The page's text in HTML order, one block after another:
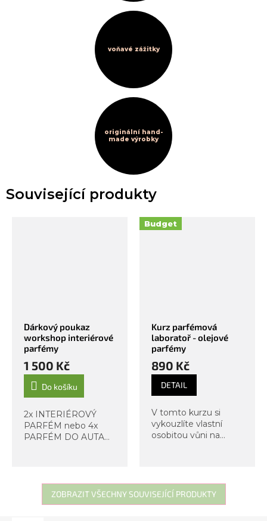
voňavé zážitky
originální hand-
made výrobky
Související produkty
Dárkový poukaz
workshop interiérové
parfémy
1 500 Kč
Do košíku
2x INTERIÉROVÝ
PARFÉM nebo 4x
PARFÉM DO AUTA
workshopu výroby
organických bytových
parfémů si vytvoříte
Budget
Kurz parfémová
laboratoř - olejové
parfémy
890 Kč
DETAIL
V tomto kurzu si
vykouzlíte vlastní
osobitou vůni na
společně objevíme
magický svět tvorby...
ZOBRAZIT VŠECHNY SOUVISEJÍCÍ PRODUKTY